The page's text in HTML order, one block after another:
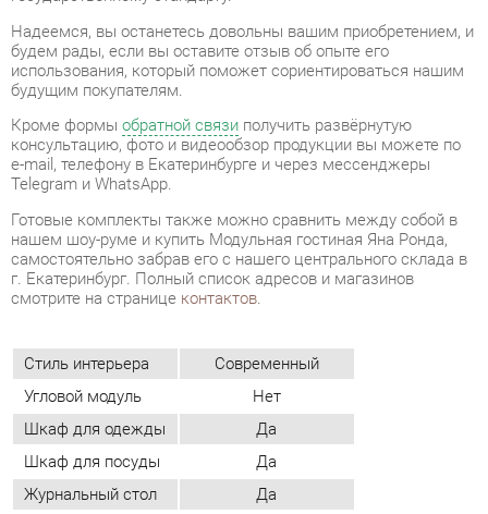
Кроме формы
получить развёрнутую
консультацию, фото и видеообзор продукции вы можете по
e-mail, телефону в Екатеринбурге и через мессенджеры
Telegram и WhatsApp.
Готовые комплекты также можно сравнить между собой в
нашем шоу-руме и купить Модульная гостиная Яна Ронда,
самостоятельно забрав его с нашего центрального склада в
г. Екатеринбург. Полный список адресов и магазинов
смотрите на странице
Стиль интерьера Современный
Угловой модуль
Нет
Шкаф для посуды
Да
Журнальный стол
Да
Цвет
Венге/белый глянец
ОТЗЫВЫ